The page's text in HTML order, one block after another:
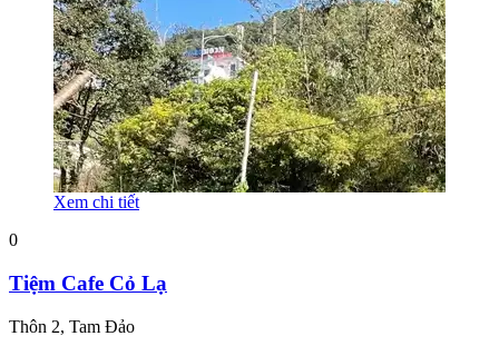
Xem chi tiết
0
Tiệm Cafe Cỏ Lạ
Thôn 2, Tam Đảo